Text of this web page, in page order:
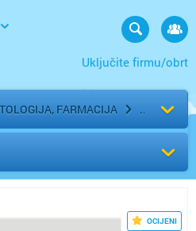
Uključite firmu/obrt
FARMACIJA
OCIJENI